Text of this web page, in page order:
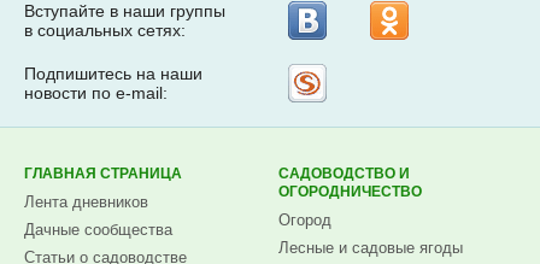
Вступайте в наши группы
в социальных сетях:
Подпишитесь на наши
новости по e-mail:
ГЛАВНАЯ СТРАНИЦА
Лента дневников
Дачные сообщества
Статьи о садоводстве
САДОВОДСТВО И
ОГОРОДНИЧЕСТВО
Огород
Лесные и садовые ягоды